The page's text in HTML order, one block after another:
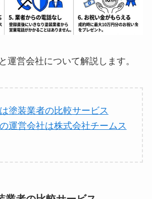
運営会社について解説します。
塗装業者の比較サービス
運営会社は株式会社チームス